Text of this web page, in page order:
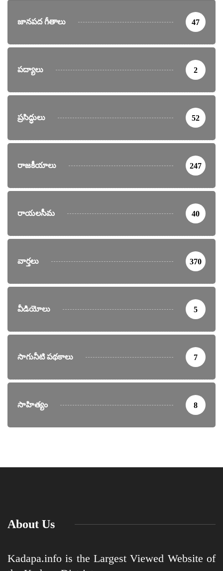
జానపద గీతాలు 47
పద్యాలు 2
ప్రసిద్ధులు 52
రాజకీయాలు 247
రాయలసీమ 40
వార్తలు 370
వీడియోలు 5
సాగునీటి పథకాలు 7
సాహిత్యం 8
About Us
Kadapa.info is the Largest Viewed Website of